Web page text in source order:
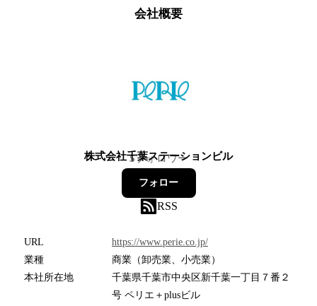
会社概要
株式会社千葉ステーションビル
5フォロワー
フォロー
RSS
URL
https://www.perie.co.jp/
業種
商業（卸売業、小売業）
本社所在地
千葉県千葉市中央区新千葉一丁目７番２
号 ペリエ＋plusビル